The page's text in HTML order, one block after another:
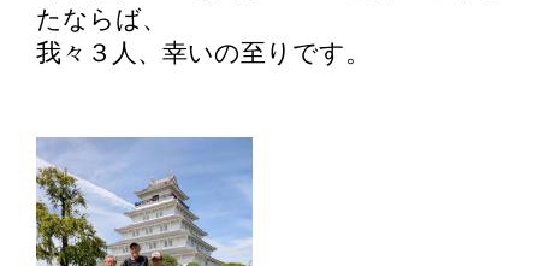
たならば、
我々３人、幸いの至りです。